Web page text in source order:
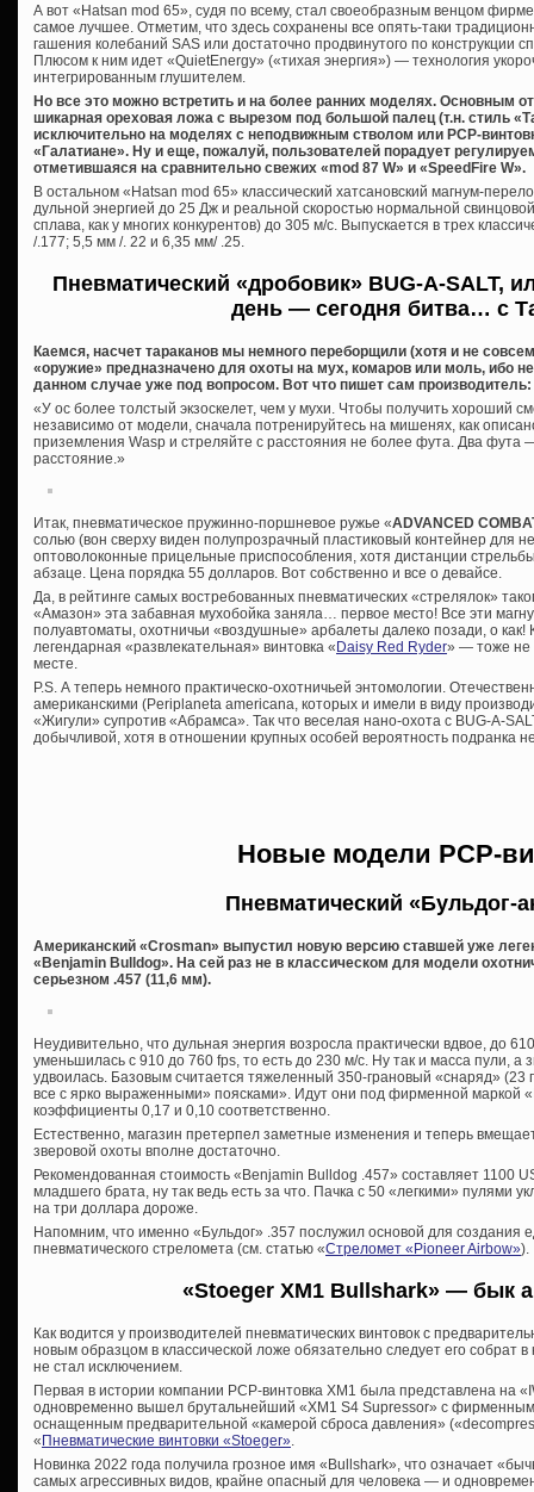
А вот «Hatsan mod 65», судя по всему, стал своеобразным венцом
самое лучшее. Отметим, что здесь сохранены все опять-таки
гашения колебаний SAS или достаточно продвинутого по конструкции
Плюсом к ним идет «QuietEnergy» («тихая энергия») — технология
интегрированным глушителем.
Но все это можно встретить и на более ранних моделях. Основным
шикарная ореховая ложа с вырезом под большой палец (т.н. стиль
исключительно на моделях с неподвижным стволом или PCP-
«Галатиане». Ну и еще, пожалуй, пользователей порадует
отметившаяся на сравнительно свежих «mod 87 W» и «SpeedFire W».
В остальном «Hatsan mod 65» классический хатсановский магнум-
дульной энергией до 25 Дж и реальной скоростью нормальной
сплава, как у многих конкурентов) до 305 м/с. Выпускается в трех
/.177; 5,5 мм /. 22 и 6,35 мм/ .25.
Пневматический «дробовик» BUG-A-SALT,
день — сегодня битва… с
Каемся, насчет тараканов мы немного переборщили (хотя и не
«оружие» предназначено для охоты на мух, комаров или моль, ибо
данном случае уже под вопросом. Вот что пишет сам производитель:
«У ос более толстый экзоскелет, чем у мухи. Чтобы получить хороший
независимо от модели, сначала потренируйтесь на мишенях, как
приземления Wasp и стреляйте с расстояния не более фута. Два фута
расстояние.»
Итак, пневматическое пружинно-поршневое ружье «ADVANCED
солью (вон сверху виден полупрозрачный пластиковый контейнер для
оптоволоконные прицельные приспособления, хотя дистанции
абзаце. Цена порядка 55 долларов. Вот собственно и все о девайсе.
Да, в рейтинге самых востребованных пневматических «стрелялок»
«Амазон» эта забавная мухобойка заняла… первое место! Все эти
полуавтоматы, охотничьи «воздушные» арбалеты далеко позади, о
легендарная «развлекательная» винтовка «Daisy Red Ryder» — тоже не
месте.
P.S. А теперь немного практическо-охотничьей энтомологии.
американскими (Periplaneta americana, которых и имели в виду
«Жигули» супротив «Абрамса». Так что веселая нано-охота с BUG-A-
добычливой, хотя в отношении крупных особей вероятность подранка
Новые модели PCP-
Пневматический «Бульдог-
Американский «Crosman» выпустил новую версию ставшей уже
«Benjamin Bulldog». На сей раз не в классическом для модели
серьезном .457 (11,6 мм).
Неудивительно, что дульная энергия возросла практически вдвое, до
уменьшилась с 910 до 760 fps, то есть до 230 м/с. Ну так и масса пули, а
удвоилась. Базовым считается тяжеленный 350-грановый «снаряд» (23
все с ярко выраженными» поясками». Идут они под фирменной маркой
коэффициенты 0,17 и 0,10 соответственно.
Естественно, магазин претерпел заметные изменения и теперь
зверовой охоты вполне достаточно.
Рекомендованная стоимость «Benjamin Bulldog .457» составляет 1100
младшего брата, ну так ведь есть за что. Пачка с 50 «легкими» пулями
на три доллара дороже.
Напомним, что именно «Бульдог» .357 послужил основой для создания
пневматического стреломета (см. статью «Стреломет «Pioneer Airbow»).
«Stoeger XM1 Bullshark» — бык
Как водится у производителей пневматических винтовок с
новым образцом в классической ложе обязательно следует его собрат
не стал исключением.
Первая в истории компании PCP-винтовка XM1 была представлена на
одновременно вышел брутальнейший «XM1 S4 Supressor» с
оснащенным предварительной «камерой сброса давления»
« Пневматические винтовки «Stoeger».
Новинка 2022 года получила грозное имя «Bullshark», что означает
самых агрессивных видов, крайне опасный для человека — и